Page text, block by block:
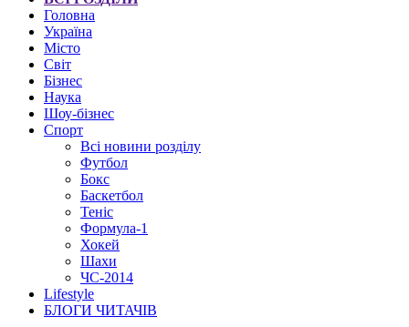
Головна
Україна
Місто
Світ
Бізнес
Наука
Шоу-бізнес
Спорт
Всі новини розділу
Футбол
Бокс
Баскетбол
Теніс
Формула-1
Хокей
Шахи
ЧС-2014
Lifestyle
БЛОГИ ЧИТАЧІВ